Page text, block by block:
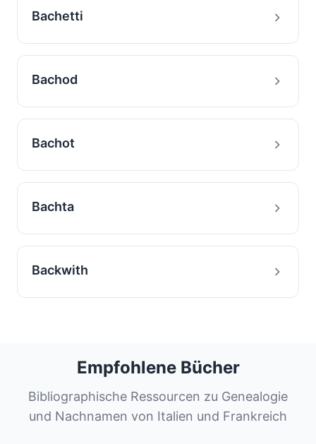
Bachetti
Bachod
Bachot
Bachta
Backwith
Empfohlene Bücher
Bibliographische Ressourcen zu Genealogie
und Nachnamen von Italien und Frankreich